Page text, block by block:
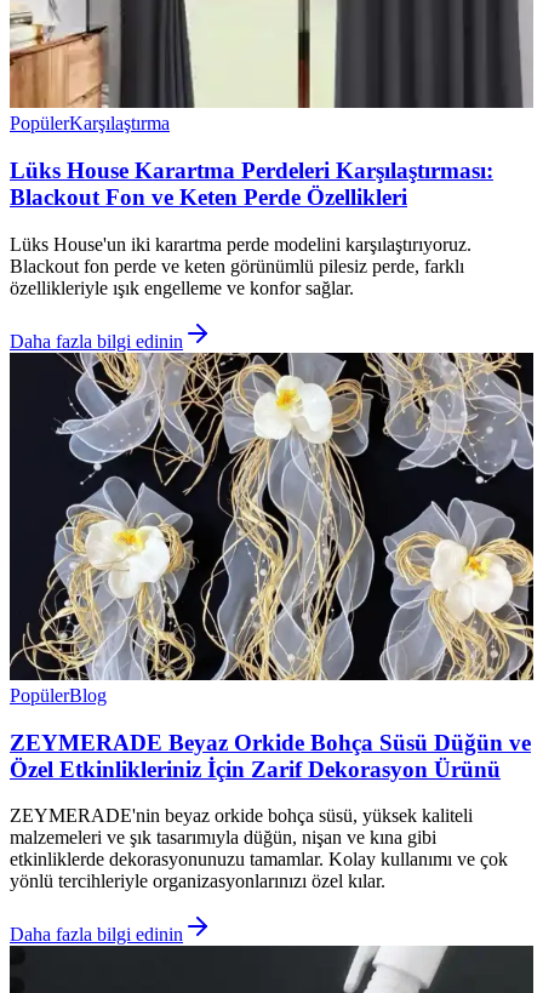
PopülerKarşılaştırma
Lüks House Karartma Perdeleri Karşılaştırması:
Blackout Fon ve Keten Perde Özellikleri
Lüks House'un iki karartma perde modelini karşılaştırıyoruz.
Blackout fon perde ve keten görünümlü pilesiz perde, farklı
özellikleriyle ışık engelleme ve konfor sağlar.
Daha fazla bilgi edinin
PopülerBlog
ZEYMERADE Beyaz Orkide Bohça Süsü Düğün ve
Özel Etkinlikleriniz İçin Zarif Dekorasyon Ürünü
ZEYMERADE'nin beyaz orkide bohça süsü, yüksek kaliteli
malzemeleri ve şık tasarımıyla düğün, nişan ve kına gibi
etkinliklerde dekorasyonunuzu tamamlar. Kolay kullanımı ve çok
yönlü tercihleriyle organizasyonlarınızı özel kılar.
Daha fazla bilgi edinin